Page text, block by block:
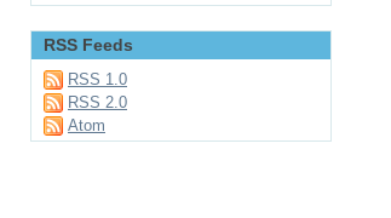
RSS Feeds
RSS 1.0
RSS 2.0
Atom